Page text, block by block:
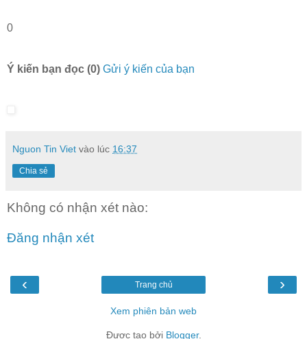
0
Ý kiến bạn đọc (0) Gửi ý kiến của bạn
Nguon Tin Viet vào lúc 16:37
Chia sẻ
Không có nhận xét nào:
Đăng nhận xét
‹ ›
Trang chủ
Xem phiên bản web
Được tạo bởi Blogger.